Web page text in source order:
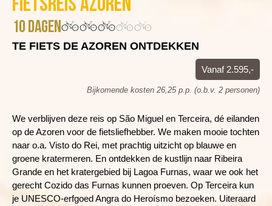
10 dagen
TE FIETS DE AZOREN ONTDEKKEN
Vanaf 2.595,-
Bijkomende kosten 26,25 p.p. (o.b.v. 2 personen)
We verblijven deze reis op São Miguel en Terceira, dé eilanden
op de Azoren voor de fietsliefhebber. We maken mooie tochten
naar o.a. Visto do Rei, met prachtig uitzicht op blauwe en
groene kratermeren. En ontdekken de kustlijn naar Ribeira
Grande en het kratergebied bij Lagoa Furnas, waar we ook het
gerecht Cozido das Furnas kunnen proeven. Op Terceira kun
je UNESCO-erfgoed Angra do Heroísmo bezoeken. Uiteraard